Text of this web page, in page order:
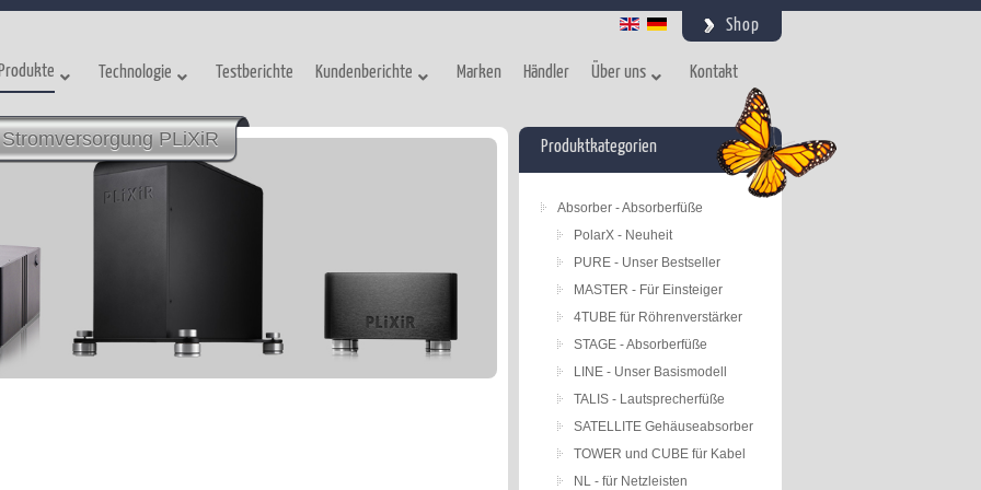
Shop
Technologie Testberichte Kundenberichte Marken Händler Über uns Kontakt
Stromversorgung PLiXiR Produktkategorien
Absorber - Absorberfüße
PolarX - Neuheit
PURE - Unser Bestseller
MASTER - Für Einsteiger
4TUBE für Röhrenverstärker
STAGE - Absorberfüße
LINE - Unser Basismodell
TALIS - Lautsprecherfüße
SATELLITE Gehäuseabsorber
TOWER und CUBE für Kabel
NL - für Netzleisten